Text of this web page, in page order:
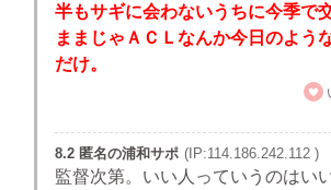
半もサギに会わないうちに今季で
ままじゃＡＣＬなんか今日のよう
だけ。
8.2 匿名の浦和サポ (IP:114.186.242.112 )
監督次第。いい人っていうのはい